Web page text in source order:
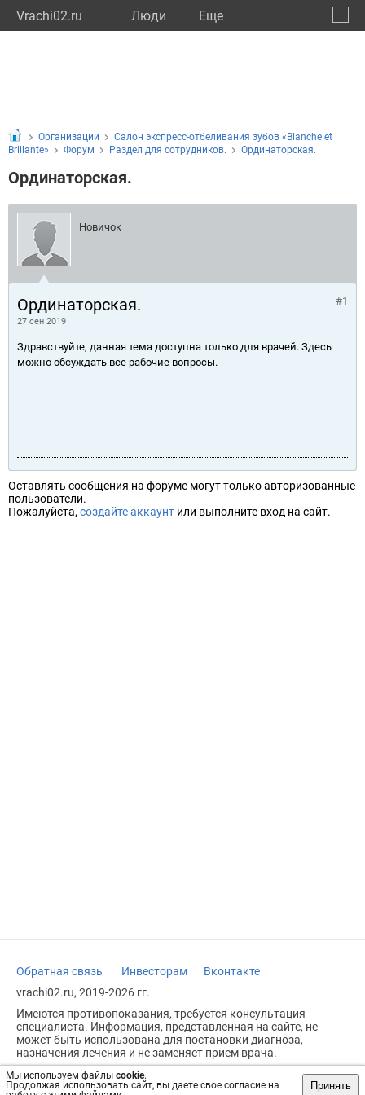
Vrachi02.ru Люди Eще
Мы используем файлы cookie.
Продолжая использовать сайт, вы даете свое согласие на
Принять
Организации
Салон экспресс-отбеливания зубов «Blanche et
Brillante»
Форум Раздел для сотрудников. Ординаторская.
Ординаторская.
Новичок
Ординаторская.
27 сен 2019
#1
Здравствуйте, данная тема доступна только для врачей. Здесь
можно обсуждать все рабочие вопросы.
Оставлять сообщения на форуме могут только авторизованные
пользователи.
Пожалуйста, создайте аккаунт или выполните вход на сайт.
Обратная связь Инвесторам
Вконтакте
vrachi02.ru, 2019-2026 гг.
Имеются противопоказания, требуется консультация
специалиста. Информация, представленная на сайте, не
может быть использована для постановки диагноза,
назначения лечения и не заменяет прием врача.
Возрастное ограничение: 18+